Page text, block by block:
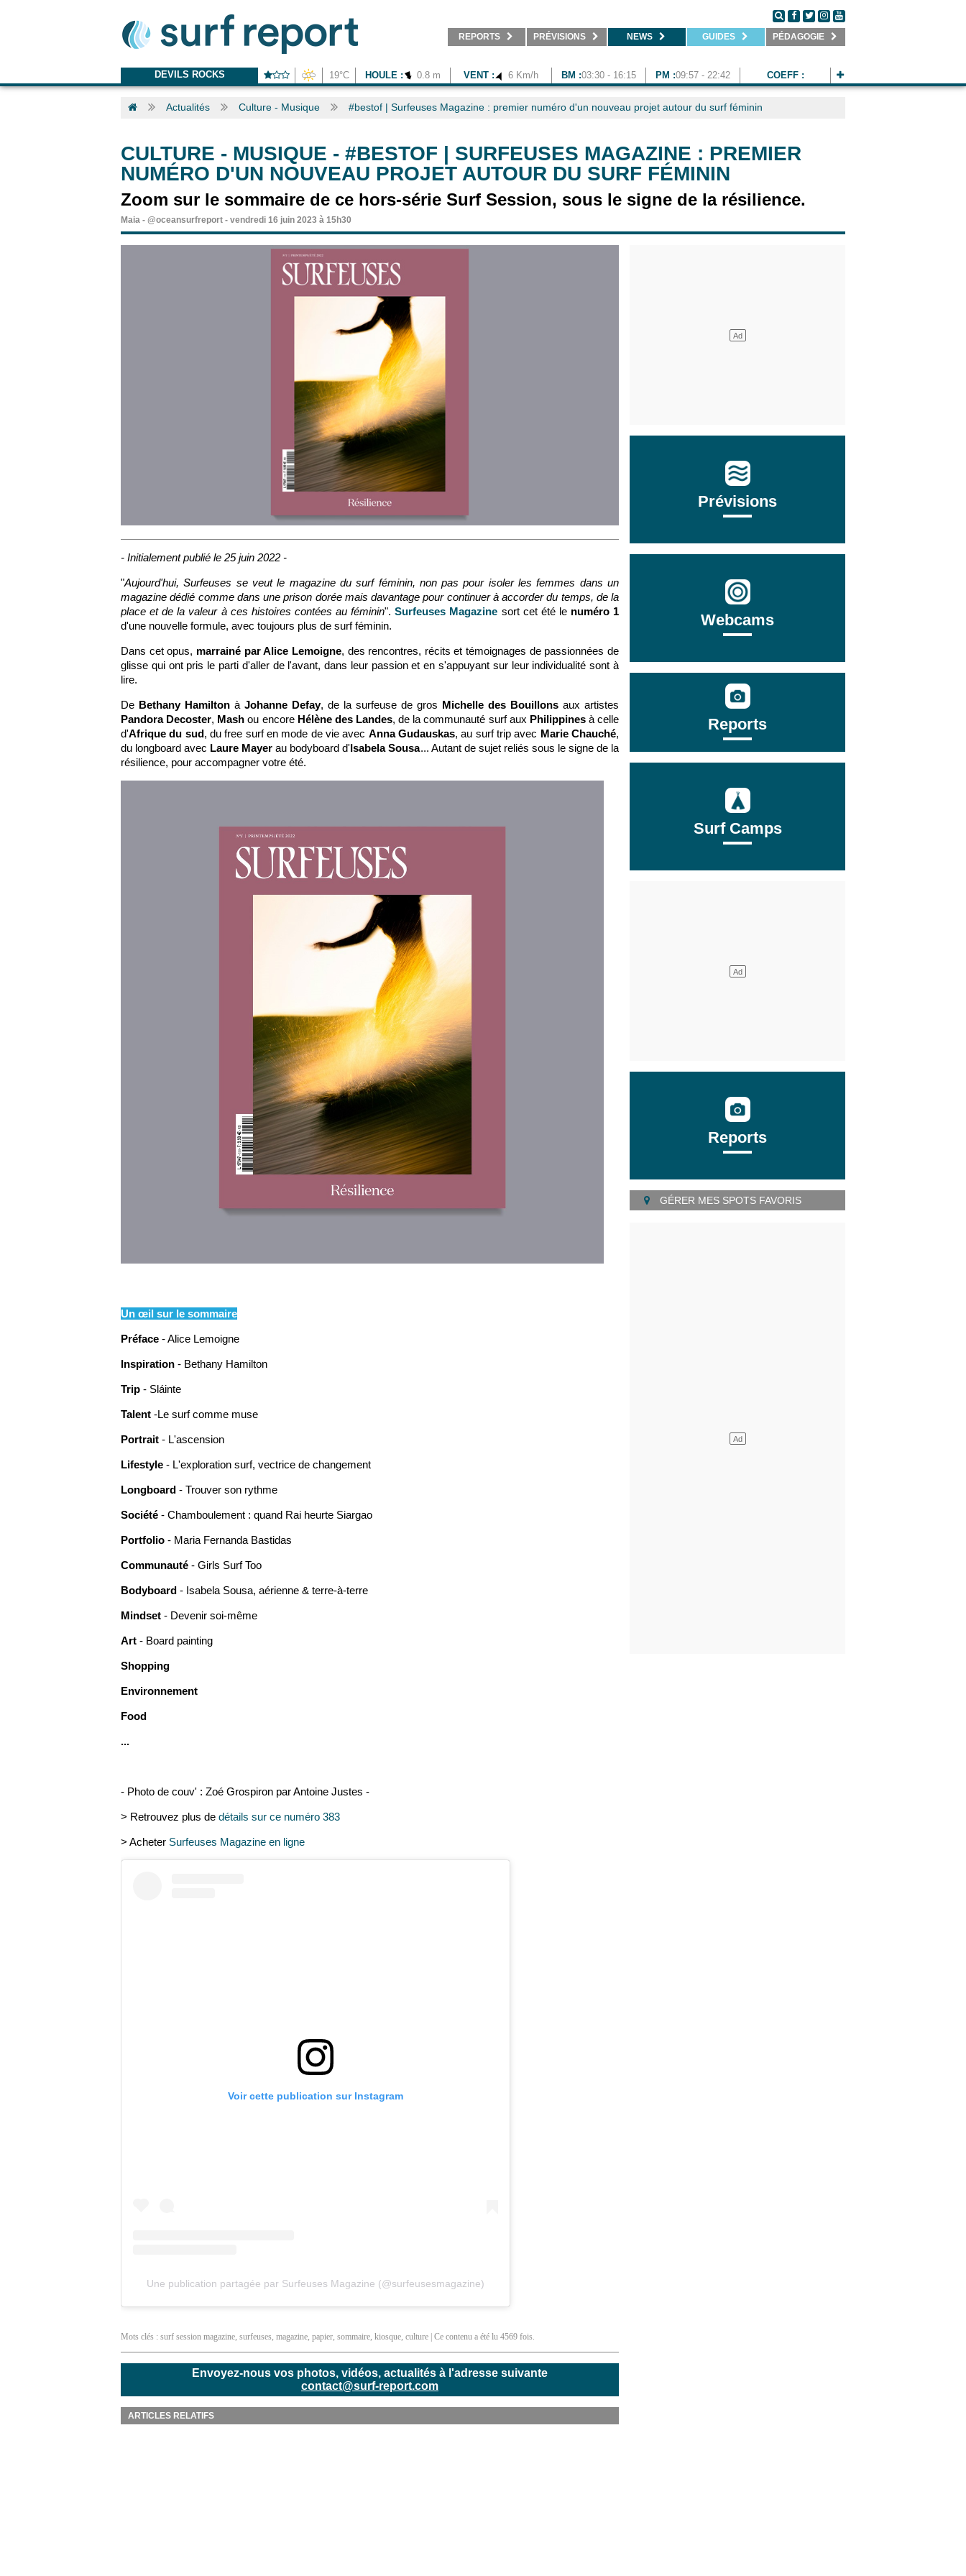
REPORTS PRÉVISIONS NEWS GUIDES PÉDAGOGIE
DEVILS ROCKS 19°C HOULE : 0.8 m VENT : 6 Km/h BM :03:30 - 16:15 PM :09:57 - 22:42 COEFF :
Actualités Culture - Musique #bestof | Surfeuses Magazine : premier numéro d'un nouveau projet autour du surf féminin
CULTURE - MUSIQUE - #BESTOF | SURFEUSES MAGAZINE : PREMIER
NUMÉRO D'UN NOUVEAU PROJET AUTOUR DU SURF FÉMININ
Zoom sur le sommaire de ce hors-série Surf Session, sous le signe de la résilience.
Maia - @oceansurfreport - vendredi 16 juin 2023 à 15h30
- Initialement publié le 25 juin 2022 -
"Aujourd'hui, Surfeuses se veut le magazine du surf féminin, non pas pour isoler les femmes dans un
magazine dédié comme dans une prison dorée mais davantage pour continuer à accorder du temps, de la
place et de la valeur à ces histoires contées au féminin".Surfeuses Magazine sort cet été lenuméro 1
d'une nouvelle formule, avec toujours plus de surf féminin.
Dans cet opus, marrainé par Alice Lemoigne, des rencontres, récits et témoignages de passionnées de
glisse qui ont pris le parti d'aller de l'avant, dans leur passion et en s'appuyant sur leur individualité sont à
lire.
De Bethany Hamilton à Johanne Defay, de la surfeuse de gros Michelle des Bouillons aux artistes
Pandora Decoster, Mashou encore Hélène des Landes, de la communauté surf aux Philippines à celle
d'Afrique du sud, du free surf en mode de vie avec Anna Gudauskas, au surf trip avec Marie Chauché,
du longboard avec Laure Mayer au bodyboard d'Isabela Sousa... Autant de sujet reliés sous le signe de la
résilience, pour accompagner votre été.
Un œil sur le sommaire
Préface - Alice Lemoigne
Inspiration - Bethany Hamilton
Trip - Sláinte
Talent -Le surf comme muse
Portrait - L'ascension
Lifestyle - L'exploration surf, vectrice de changement
Longboard - Trouver son rythme
Société - Chamboulement : quand Rai heurte Siargao
Portfolio - Maria Fernanda Bastidas
Communauté - Girls Surf Too
Bodyboard - Isabela Sousa, aérienne & terre-à-terre
Mindset - Devenir soi-même
Art - Board painting
Shopping
Environnement
Food
...
- Photo de couv' : Zoé Grospiron par Antoine Justes -
> Retrouvez plus de détails sur ce numéro 383
> Acheter Surfeuses Magazine en ligne
Voir cette publication sur Instagram
Une publication partagée par Surfeuses Magazine (@surfeusesmagazine)
Mots clés : surf session magazine, surfeuses, magazine, papier, sommaire, kiosque, culture | Ce contenu a été lu 4569 fois.
Envoyez-nous vos photos, vidéos, actualités à l'adresse suivante
contact@surf-report.com
ARTICLES RELATIFS
Prévisions
Webcams
Reports
Surf Camps
Reports
GÉRER MES SPOTS FAVORIS